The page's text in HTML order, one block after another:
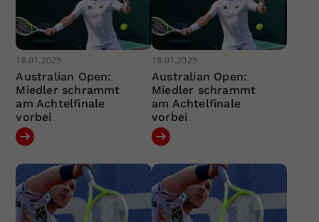
18.01.2025
Australian Open:
Miedler schrammt
am Achtelfinale
vorbei
18.01.2025
Australian Open:
Miedler schrammt
am Achtelfinale
vorbei